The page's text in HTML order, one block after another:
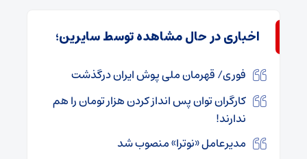
اخباری در حال مشاهده توسط سایرین؛
فوری/ قهرمان ملی پوش ایران درگذشت
کارگران توان پس انداز کردن هزار تومان را هم
ندارند!
مدیرعامل «نوترا» منصوب شد